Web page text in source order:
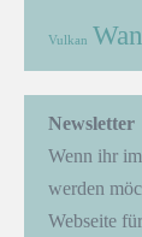
Vulkan
Newsletter
Wenn ihr
werden
Webseite